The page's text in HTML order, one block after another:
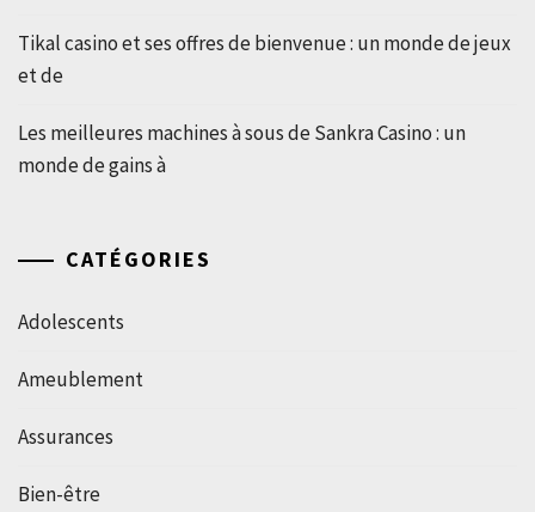
Tikal casino et ses offres de bienvenue : un monde de jeux
et de
Les meilleures machines à sous de Sankra Casino : un
monde de gains à
CATÉGORIES
Adolescents
Ameublement
Assurances
Bien-être